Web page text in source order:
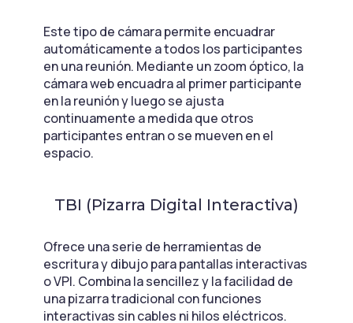
Este tipo de cámara permite encuadrar
automáticamente a todos los participantes
en una reunión. Mediante un zoom óptico, la
cámara web encuadra al primer participante
en la reunión y luego se ajusta
continuamente a medida que otros
participantes entran o se mueven en el
espacio.
TBI (Pizarra Digital Interactiva)
Ofrece una serie de herramientas de
escritura y dibujo para pantallas interactivas
o VPI. Combina la sencillez y la facilidad de
una pizarra tradicional con funciones
interactivas sin cables ni hilos eléctricos.